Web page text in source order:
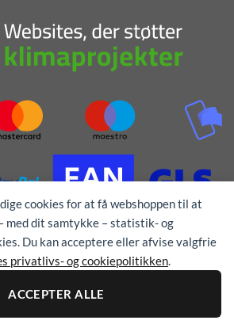
cookies for at få webshoppen til at
med dit samtykke – statistik- og
Du kan acceptere eller afvise valgfrie
privatlivs- og cookiepolitikken.
ACCEPTER ALLE